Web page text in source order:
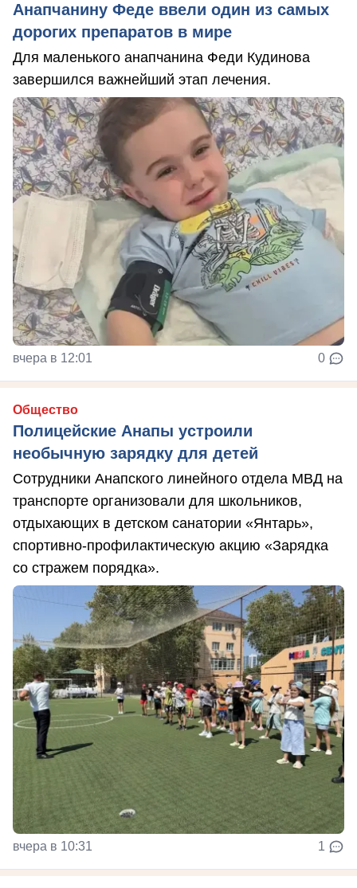
Анапчанину Феде ввели один из самых
дорогих препаратов в мире
Для маленького анапчанина Феди Кудинова
завершился важнейший этап лечения.
вчера в 12:01 0
Общество
Полицейские Анапы устроили
необычную зарядку для детей
Сотрудники Анапского линейного отдела МВД на
транспорте организовали для школьников,
отдыхающих в детском санатории «Янтарь»,
спортивно-профилактическую акцию «Зарядка
со стражем порядка».
вчера в 10:31 1